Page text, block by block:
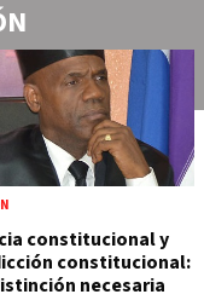
constitucional y
constitucional:
necesaria